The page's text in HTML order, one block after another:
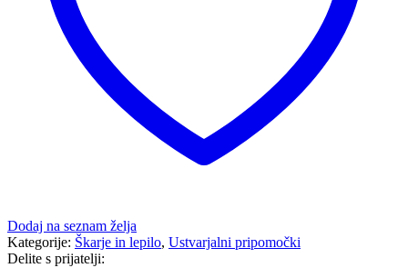
Dodaj na seznam želja
Kategorije: Škarje in lepilo, Ustvarjalni pripomočki
Delite s prijatelji: